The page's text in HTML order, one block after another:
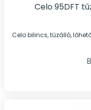
Celo 95DFT
Celo bilincs, tűzálló,